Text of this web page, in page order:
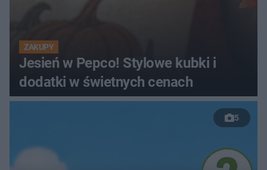
ZAKUPY
Jesień w Pepco! Stylowe kubki i
dodatki w świetnych cenach
5